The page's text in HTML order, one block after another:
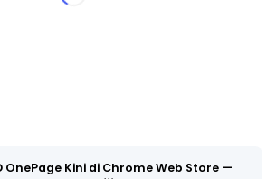
OnePage Kini di Chrome Web Store —